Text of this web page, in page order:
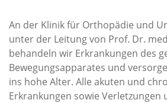
An der Klinik für Orthopädie und
unter der Leitung von Prof. Dr.
behandeln wir Erkrankungen des
Bewegungsapparates und
ins hohe Alter. Alle akuten und
Erkrankungen sowie Verletzungen